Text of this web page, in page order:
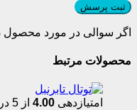
ثبت پرسش
اگر سوالی در مورد محصول
محصولات مرتبط
امتیازدهی 4.00 از 5 در